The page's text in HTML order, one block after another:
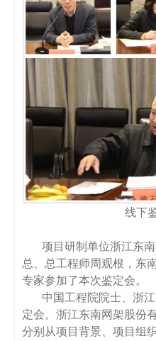
线下
项目研制单位浙江东
总、总工程师周观根，东
专家参加了本次鉴定会。
中国工程院院士、浙
定会。浙江东南网架股份
分别从项目背景、项目组